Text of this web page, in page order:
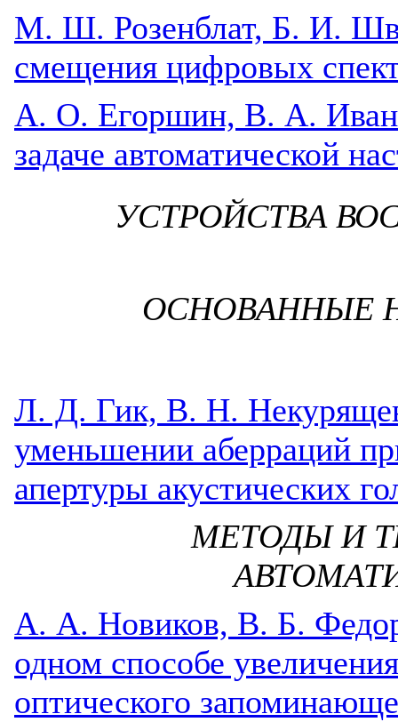
М. Ш. Розенблат, Б. И.
смещения цифровых
А. О. Егоршин, В. А.
задаче автоматической
УСТРОЙСТВА
ОСНОВАННЫЕ
Л. Д. Гик, В. Н.
уменьшении аберраций
апертуры акустических
МЕТОДЫ И
A. А. Новиков, В. Б.
одном способе
оптического